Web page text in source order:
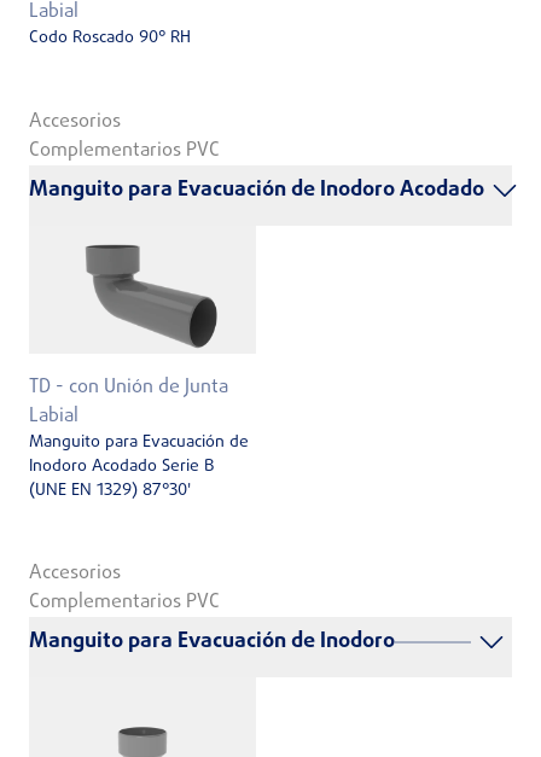
Labial
Codo Roscado 90° RH
Accesorios
Complementarios PVC
Manguito para Evacuación de Inodoro Acodado
TD - con Unión de Junta
Labial
Manguito para Evacuación de
Inodoro Acodado Serie B
(UNE EN 1329) 87°30'
Accesorios
Complementarios PVC
Manguito para Evacuación de Inodoro